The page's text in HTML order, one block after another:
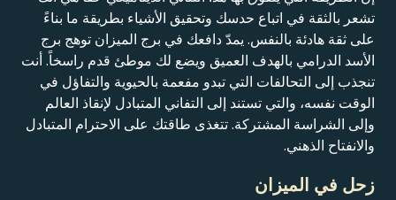
تشعر بالثقة في اتباع حدسك وتحقيق الأشياء بطريقة ما بناءً
على ثقة هادئة بالنفس. يمدّ دافعك في برج الميزان توهج برج
الأسد الدرامي بالهدف العميق ويضع لك موطئ قدم راسخاً. أنت
تنجذب إلى التحالفات التي تبدو مفعمة بالحيوية والتفاؤل في
الوقت نفسه، والتي تستند إلى التفاني المتبادل لإنقاذ العالم
وإلى الشراسة المشتركة. تتغذى طاقتك على الاحترام المتبادل
والانفتاح الذهني.
زحل في الميزان